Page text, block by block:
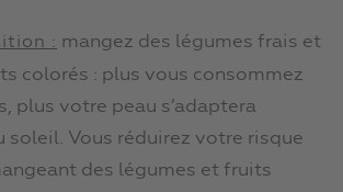
: mangez des légumes frais et
colorés : plus vous consommez
plus votre peau s’adaptera
soleil. Vous réduirez votre risque
des légumes et fruits